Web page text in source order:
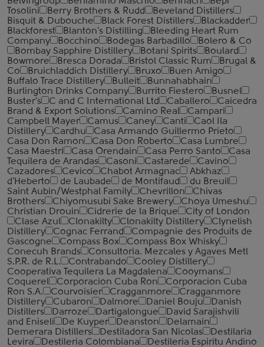
Tosolini
Berry Brothers & Rudd
Beveland Distillers
Bisquit & Dubouche
Black Forest Distillers
Blackadder
Blackforest
Blanton's Distilling
Bleeding Heart Rum
Company
Bocchino Bodegas Barbadillo
Bolero & Co
Bombay Sapphire Distillery
Botani Spirits
Boulard
Bowmore
Bresca Dorada Bristol Classic Rum
Brugal &
Co
Bruichladdich Distillery Bruxo
Buen Amigo
Buffalo Trace Distillery
Bulleit
Bunnahabhain
Burlington Drinks Company
Burrito Fiestero
Busnel
Buster's
C and C International Ltd Caballero
Caicedra
Brand & Export Solutions
Camino Real
Campari
Campbell Mayer
Camus Caney Canti
Caol Ila
Distillery
Cardhu
Casa Armando Guillermo Prieto
Casa Don Ramon
Casa Don Roberto
Casa Lumbre
Casa Maestri
Casa Orendain Casa Perro Santo
Casa
Tequilera de Arandas
Casoni Castarede
Cavino
Cazadores
Cevico Chabot Armagnac
Abkhaz
d'Heberto
de Laubade de Montifaud
du Breuil
Saint Aubin/Westphal Family
Chevrillon
Chivas
Brothers
Chiyomusubi Sake Brewery
Choya Umeshu
Christian Drouin
Cidrerie de la Brique
City of London
Clase Azul
Clonakilty Clonakilty Distillery
Clynelish
Distillery
Cognac Ferrand
Compagnie des Produits de
Gascogne
Compass Box
Compass Box Whisky
Conecuh Brands
Consultoria. Mezcales y Agaves Metl
S.P.R. de R.L.
Contrabando
Cooley Distillery
Cooperativa Tequilera La Magdalena
Cooymans
Coquerel
Corporacion Cuba Ron
Corporacion Cuba
Ron S.A.
Courvoisier Cragganmore
Cragganmore
Distillery
Cubaron Dalmore Daniel Bouju
Danish
Distillers
Darroze Dartigalongue
David Sarajishvili
and Eniseli
De Kuyper Deanston
Delamain
Demerara Distillers
Destiladora San Nicolas
Destilaria
Levira
Destileria Colombiana
Destileria Espiritu Andino